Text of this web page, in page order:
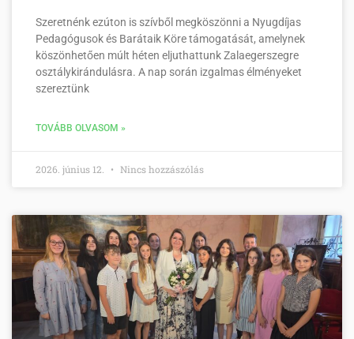
Szeretnénk ezúton is szívből megköszönni a Nyugdíjas
Pedagógusok és Barátaik Köre támogatását, amelynek
köszönhetően múlt héten eljuthattunk Zalaegerszegre
osztálykirándulásra. A nap során izgalmas élményeket
szereztünk
TOVÁBB OLVASOM »
2026. június 12. Nincs hozzászólás